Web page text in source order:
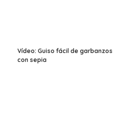
Vídeo: Guiso fácil de garbanzos
con sepia